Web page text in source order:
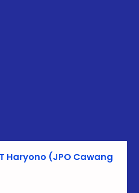
Haryono (JPO Cawang